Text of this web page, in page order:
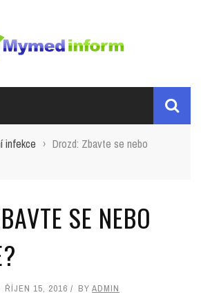
infekce › Drozd: Zbavte se nebo
SE NEBO
ŘÍJEN 15, 2016 BY ADMIN